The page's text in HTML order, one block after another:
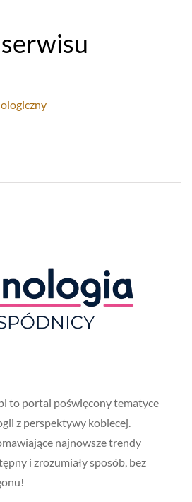
to portal poświęcony tematyce
z perspektywy kobiecej.
najnowsze trendy
i zrozumiały sposób, bez